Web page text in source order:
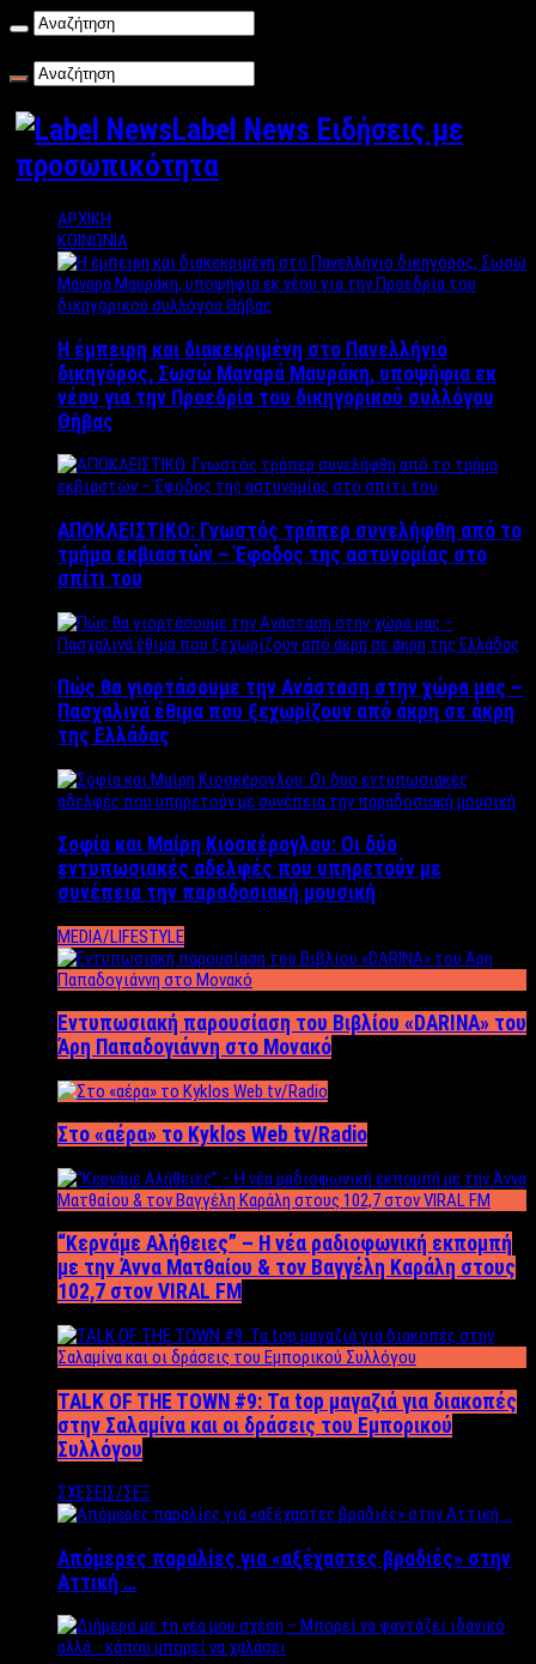
Label News Ειδήσεις με
προσωπικότητα
ΑΡΧΙΚΗ
ΚΟΙΝΩΝΙΑ
Η έμπειρη και διακεκριμένη στο Πανελλήνιο
δικηγόρος, Σωσώ Μαναρά Μαυράκη, υποψήφια εκ
νέου για την Προεδρία του δικηγορικού συλλόγου
Θήβας
ΑΠΟΚΛΕΙΣΤΙΚΟ: Γνωστός τράπερ συνελήφθη από το
τμήμα εκβιαστών – Έφοδος της αστυνομίας στο
σπίτι του
Πώς θα γιορτάσουμε την Ανάσταση στην χώρα μας –
Πασχαλινά έθιμα που ξεχωρίζουν από άκρη σε άκρη
της Ελλάδας
Σοφία και Μαίρη Κιοσκέρογλου: Οι δύο
εντυπωσιακές αδελφές που υπηρετούν με
συνέπεια την παραδοσιακή μουσική
MEDIA/LIFESTYLE
Εντυπωσιακή παρουσίαση του Βιβλίου «DARINA» του
Άρη Παπαδογιάννη στο Μονακό
Στο «αέρα» το Kyklos Web tv/Radio
“Kερνάμε Αλήθειες” – Η νέα ραδιοφωνική εκπομπή
με την Άννα Ματθαίου & τον Βαγγέλη Καράλη στους
102,7 στον VIRAL FM
TALK OF THE TOWN #9: Τα top μαγαζιά για διακοπές
στην Σαλαμίνα και οι δράσεις του Εμπορικού
Συλλόγου
ΣΧΕΣΕΙΣ/ΣΕΞ
Απόμερες παραλίες για «αξέχαστες βραδιές» στην
Αττική …